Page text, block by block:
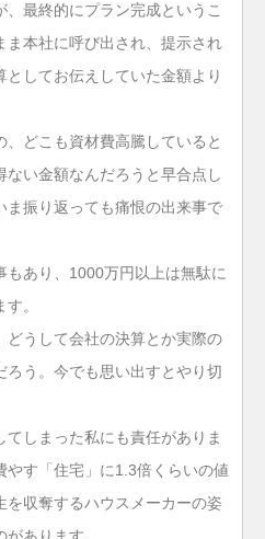
最終的にプラン完成というこ
ま本社に呼び出され、提示され
してお伝えしていた金額より
どこも資材費高騰していると
ない金額なんだろうと早合点し
ま振り返っても痛恨の出来事で
もあり、1000万円以上は無駄に
。
どうして会社の決算とか実際の
う。今でも思い出すとやり切
しまった私にも責任がありま
やす「住宅」に1.3倍くらいの値
を収奪するハウスメーカーの姿